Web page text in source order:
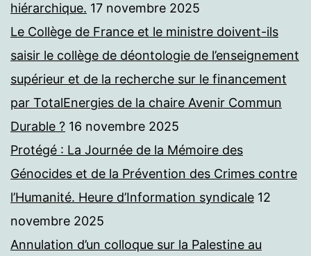
hiérarchique. 17 novembre 2025
Le Collège de France et le ministre doivent-ils
saisir le collège de déontologie de l’enseignement
supérieur et de la recherche sur le financement
par TotalEnergies de la chaire Avenir Commun
Durable ? 16 novembre 2025
Protégé : La Journée de la Mémoire des
Génocides et de la Prévention des Crimes contre
l’Humanité. Heure d’Information syndicale 12
novembre 2025
Annulation d’un colloque sur la Palestine au